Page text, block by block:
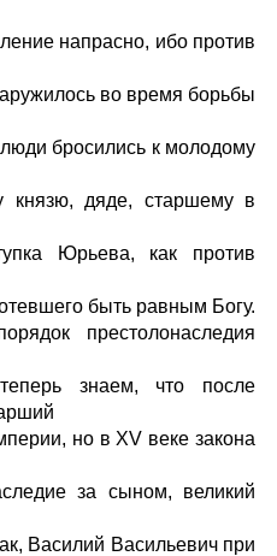
напрасно, ибо против
во время борьбы
бросились к молодому
князю, дяде, старшему в
Юрьева, как против
быть равным Богу.
престолонаследия
знаем, что после
но в XV веке закона
за сыном, великий
Василий Васильевич при